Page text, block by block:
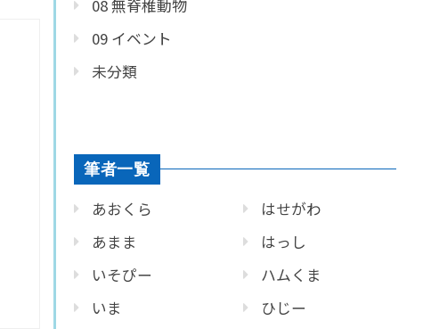
08 無脊椎動物
09 イベント
未分類
筆者一覧
あおくら
あまま
いそぴー
いま
はせがわ
はっし
ハムくま
ひじー